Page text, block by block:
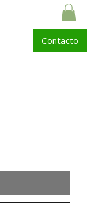
Contacto